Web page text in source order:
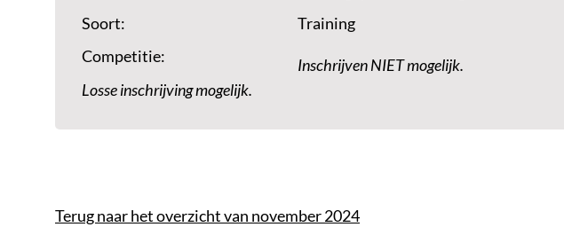
Soort:
Training
Competitie:
Inschrijven NIET mogelijk.
Losse inschrijving mogelijk.
Terug naar het overzicht van november 2024